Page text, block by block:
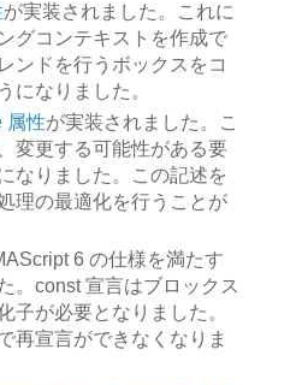
が実装されました。これに
グコンテキストを作成で
ンドを行うボックスをコ
になりました。
属性が実装されました。こ
変更する可能性がある要
なりました。この記述を
理の最適化を行うことが
6 の仕様を満たす
。const 宣言はブロックス
子が必要となりました。
再宣言ができなくなりま